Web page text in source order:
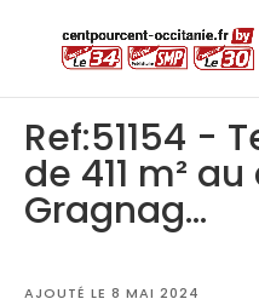
Ref:51154 -
de 411 m²
Gragnag...
AJOUTÉ LE 8 MAI 2024